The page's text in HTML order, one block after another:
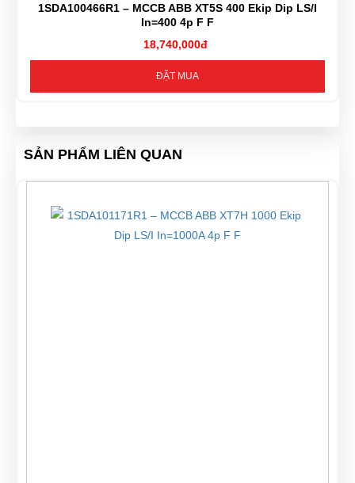
1SDA100466R1 – MCCB ABB XT5S 400 Ekip Dip LS/I
In=400 4p F F
18,740,000đ
ĐẶT MUA
SẢN PHẨM LIÊN QUAN